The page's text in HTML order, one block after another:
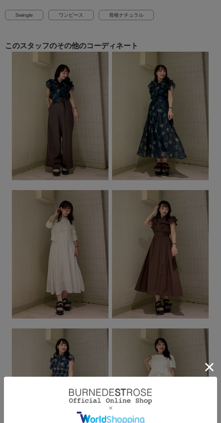
Swingle ワンピース 骨格ナチュラル
このスタッフのその他のコーディネート